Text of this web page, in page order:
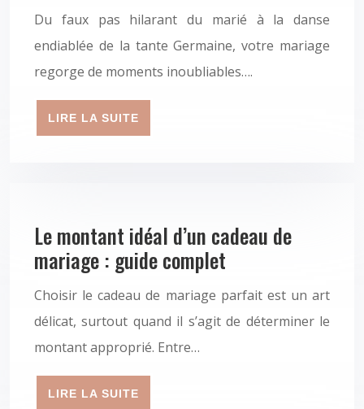
Du faux pas hilarant du marié à la danse
endiablée de la tante Germaine, votre mariage
regorge de moments inoubliables….
LIRE LA SUITE
Le montant idéal d’un cadeau de
mariage : guide complet
Choisir le cadeau de mariage parfait est un art
délicat, surtout quand il s’agit de déterminer le
montant approprié. Entre…
LIRE LA SUITE